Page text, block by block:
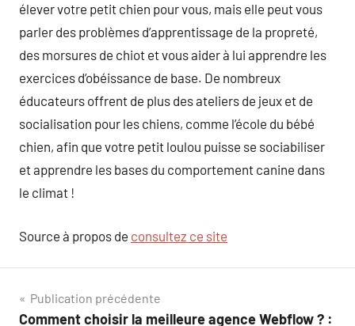
élever votre petit chien pour vous, mais elle peut vous
parler des problèmes d’apprentissage de la propreté,
des morsures de chiot et vous aider à lui apprendre les
exercices d’obéissance de base. De nombreux
éducateurs offrent de plus des ateliers de jeux et de
socialisation pour les chiens, comme l’école du bébé
chien, afin que votre petit loulou puisse se sociabiliser
et apprendre les bases du comportement canine dans
le climat !
Source à propos de consultez ce site
Navigation
Publication précédente
Comment choisir la meilleure agence Webflow ? :